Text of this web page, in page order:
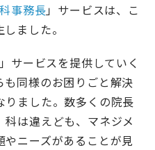
事務長」サービスは、こ
ました。
サービスを提供していく
同様のお困りごと解決
ました。数多くの院長
は違えども、マネジメ
ニーズがあることが見